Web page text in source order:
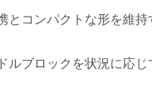
とコンパクトな形を維持
ルブロックを状況に応じ